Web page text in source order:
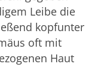
Leibe die
kopfunter
oft mit
Haut